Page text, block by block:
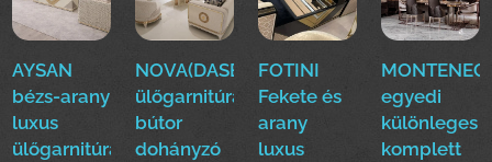
AYSAN
bézs-arany
luxus
ülőgarnitúra
NOVA(DASE)
ülőgarnitúra
bútor
dohányzó
FOTINI
Fekete és
arany
luxus
egyedi
különleges
komplett